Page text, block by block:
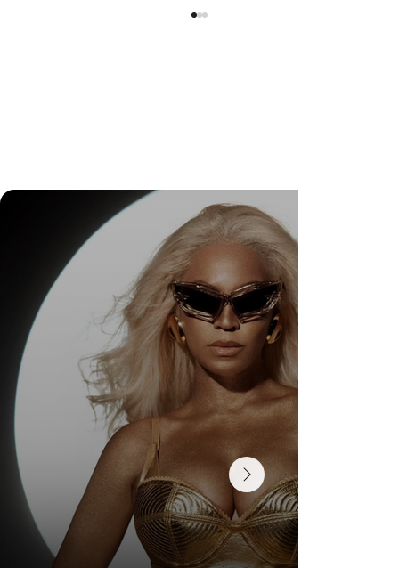
DR. FELIPE GASPARINI: A CIÊNCIA DE
SABER QUANDO TRANSFORMAR